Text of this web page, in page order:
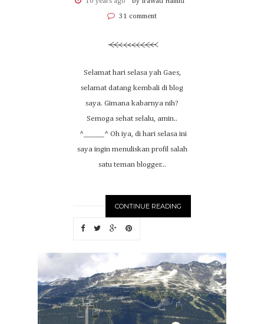
31 comment
Selamat hari selasa yah Gaes,
selamat datang kembali di blog
saya. Gimana kabarnya nih?
Semoga sehat selalu, amin..
^_______^ Oh iya, di hari selasa ini
saya ingin menuliskan profil salah
satu teman blogger...
CONTINUE READING